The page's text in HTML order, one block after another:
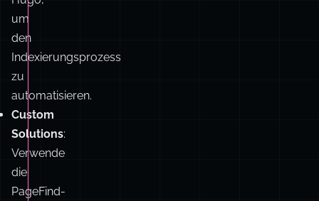
um
den
Indexierungsprozess
zu
automatisieren.
Custom
Solutions:
Verwende
die
PageFind-